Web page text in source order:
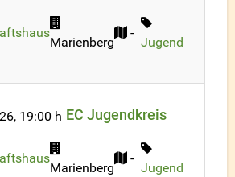
Marienberg
-
Jugend
, 19:00 h EC Jugendkreis
Marienberg
-
Jugend